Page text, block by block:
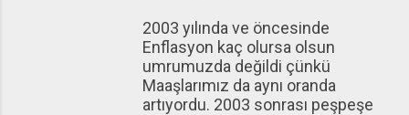
2003 yılında ve öncesinde
Enflasyon kaç olursa olsun
umrumuzda değildi çünkü
Maaşlarımız da aynı oranda
artıyordu. 2003 sonrası peşpeşe